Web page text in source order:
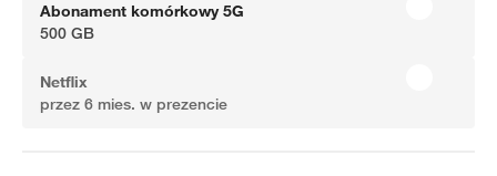
Abonament komórkowy 5G
500 GB
Netflix
przez 6 mies. w prezencie